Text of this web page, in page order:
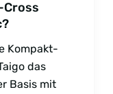
Cross
Kompakt-
das
Basis mit